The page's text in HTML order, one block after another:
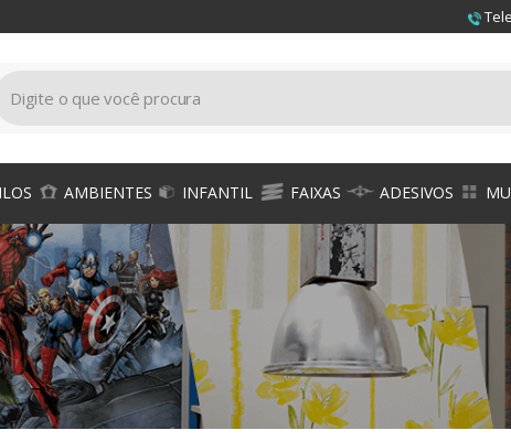
AMBIENTES INFANTIL FAIXAS ADESIVOS